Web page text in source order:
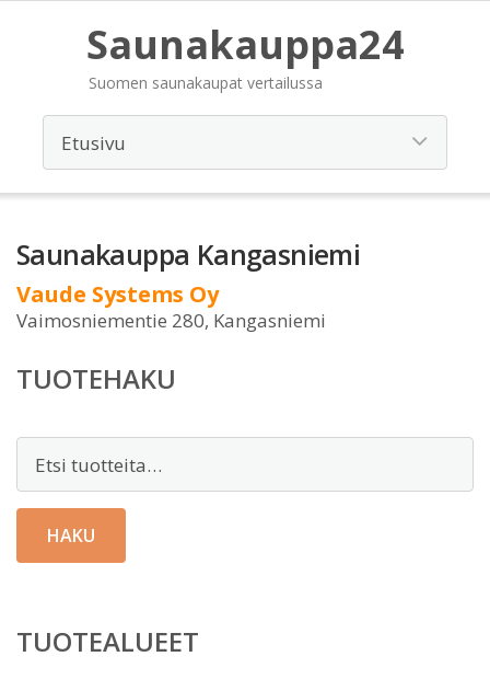
Saunakauppa24
Suomen saunakaupat vertailussa
Saunakauppa Kangasniemi
Vaude Systems Oy
Vaimosniementie 280, Kangasniemi
TUOTEHAKU
HAKU
TUOTEALUEET